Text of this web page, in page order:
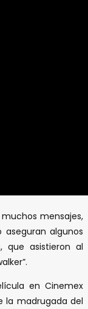
mensajes,
algunos
que asistieron al
en Cinemex
la madrugada del